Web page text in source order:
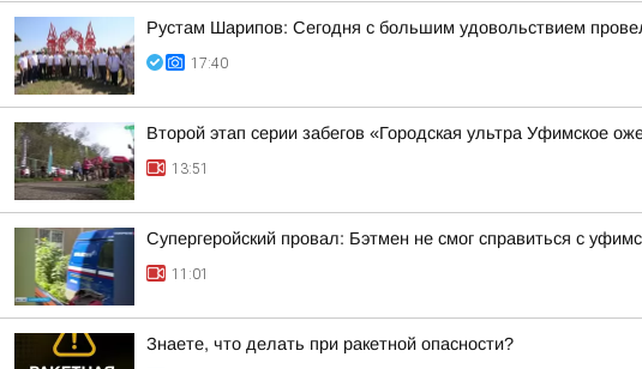
Рустам Шарипов: Сегодня с большим удовольствием
17:40
Второй этап серии забегов «Городская ультра Уфимское
13:51
Супергеройский провал: Бэтмен не смог справиться с
11:01
Знаете, что делать при ракетной опасности?